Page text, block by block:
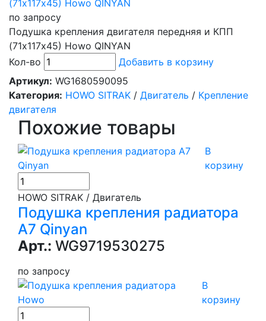
по запросу
Подушка крепления двигателя передняя и КПП
(71х117х45) Howo QINYAN
Кол-во
Добавить в корзину
Артикул: WG1680590095
Категория: HOWO SITRAK / Двигатель / Крепление
двигателя
Похожие товары
В
корзину
HOWO SITRAK / Двигатель
Подушка крепления радиатора
А7 Qinyan
Арт.: WG9719530275
по запросу
В
корзину